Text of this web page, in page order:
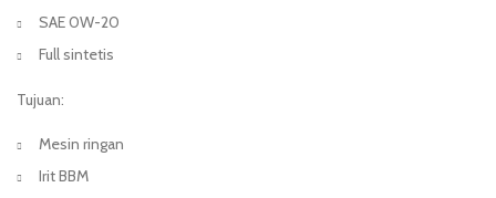
SAE 0W-20
Full sintetis
Tujuan:
Mesin ringan
Irit BBM